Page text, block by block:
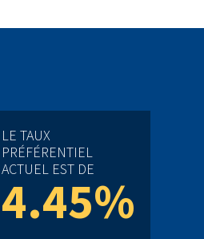
LE TAUX
PRÉFÉRENTIEL
ACTUEL EST DE
4.45%